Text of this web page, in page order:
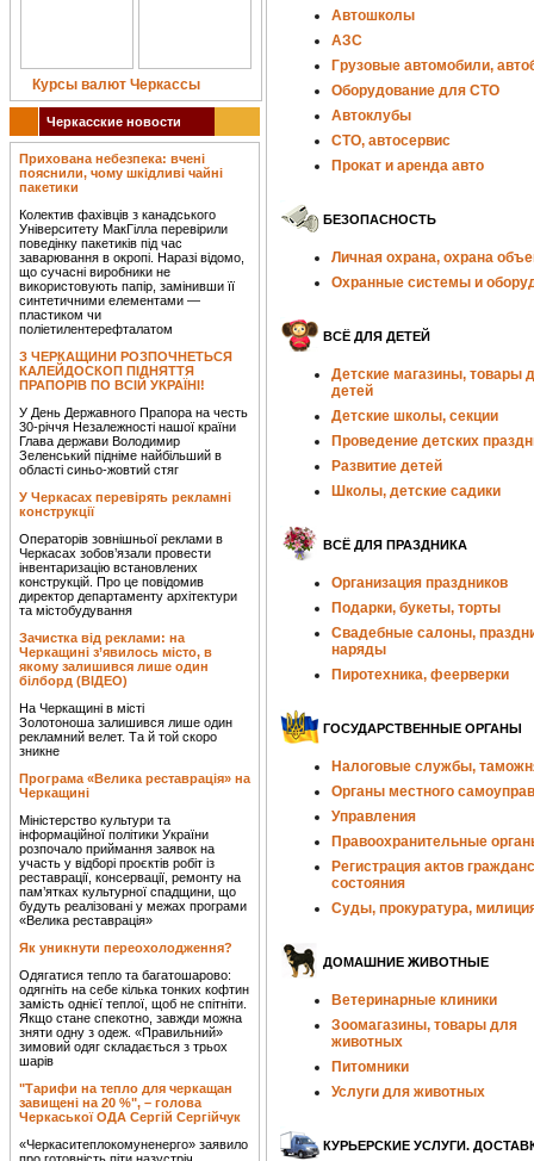
Курсы валют Черкассы
Черкасские новости
Прихована небезпека: вчені
пояснили, чому шкідливі чайні
пакетики
Колектив фахівців з канадського
Університету МакГілла перевірили
поведінку пакетиків під час
заварювання в окропі. Наразі відомо,
що сучасні виробники не
використовують папір, замінивши її
синтетичними елементами —
пластиком чи
поліетилентерефталатом
З ЧЕРКАЩИНИ РОЗПОЧНЕТЬСЯ
КАЛЕЙДОСКОП ПІДНЯТТЯ
ПРАПОРІВ ПО ВСІЙ УКРАЇНІ!
У День Державного Прапора на честь
30-річчя Незалежності нашої країни
Глава держави Володимир
Зеленський підніме найбільший в
області синьо-жовтий стяг
У Черкасах перевірять рекламні
конструкції
Операторів зовнішньої реклами в
Черкасах зобов’язали провести
інвентаризацію встановлених
конструкцій. Про це повідомив
директор департаменту архітектури
та містобудування
Зачистка від реклами: на
Черкащині з’явилось місто, в
якому залишився лише один
білборд (ВІДЕО)
На Черкащині в місті
Золотоноша залишився лише один
рекламний велет. Та й той скоро
зникне
Програма «Велика реставрація» на
Черкащині
Міністерство культури та
інформаційної політики України
розпочало приймання заявок на
участь у відборі проєктів робіт із
реставрації, консервації, ремонту на
пам’ятках культурної спадщини, що
будуть реалізовані у межах програми
«Велика реставрація»
Як уникнути переохолодження?
Одягатися тепло та багатошарово:
одягніть на себе кілька тонких кофтин
замість однієї теплої, щоб не спітніти.
Якщо стане спекотно, завжди можна
зняти одну з одеж. «Правильний»
зимовий одяг складається з трьох
шарів
"Тарифи на тепло для черкащан
завищені на 20 %", – голова
Черкаської ОДА Сергій Сергійчук
«Черкаситеплокомуненерго» заявило
Автошколы
АЗС
Грузовые автомобили,
Оборудование для СТО
Автоклубы
СТО, автосервис
Прокат и аренда авто
БЕЗОПАСНОСТЬ
Личная охрана, охрана
Охранные системы и
ВСЁ ДЛЯ ДЕТЕЙ
Детские магазины, товары
детей
Детские школы, секции
Проведение детских
Развитие детей
Школы, детские садики
ВСЁ ДЛЯ ПРАЗДНИКА
Организация праздников
Подарки, букеты, торты
Свадебные салоны,
наряды
Пиротехника, феерверки
ГОСУДАРСТВЕННЫЕ ОРГАНЫ
Налоговые службы,
Органы местного
Управления
Правоохранительные
Регистрация актов
состояния
Суды, прокуратура,
ДОМАШНИЕ ЖИВОТНЫЕ
Ветеринарные клиники
Зоомагазины, товары для
животных
Питомники
Услуги для животных
КУРЬЕРСКИЕ УСЛУГИ.